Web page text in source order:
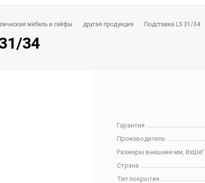
мебель и сейфы другая продукция Подставка LS 31/34
34
Гарантия
Производитель
Размеры внешние мм, ВхШхГ
Страна
Тип покрытия